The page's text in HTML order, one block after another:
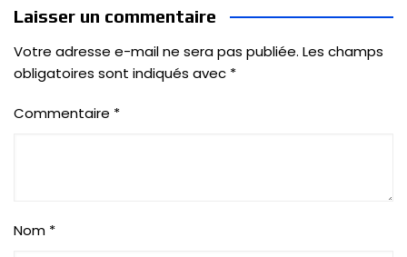
Laisser un commentaire
Votre adresse e-mail ne sera pas publiée. Les champs
obligatoires sont indiqués avec *
Commentaire *
Nom *